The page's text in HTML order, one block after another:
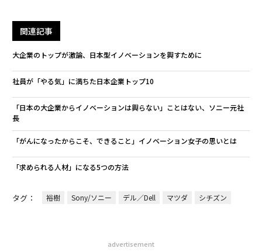
関連記事
大企業のトップが激論、日本型イノベーションを興すために
社員が「やる気」に満ちた日本企業トップ10
「日本の大企業からイノベーションは興らない」ことはない、ソニー元社
長
「がんになったからこそ、できること」イノベーション女子の思いとは
「求められる人材」になる5つの方法
タグ： 裕樹 Sony/ソニー デル／Dell マツダ シチズン
advertisement